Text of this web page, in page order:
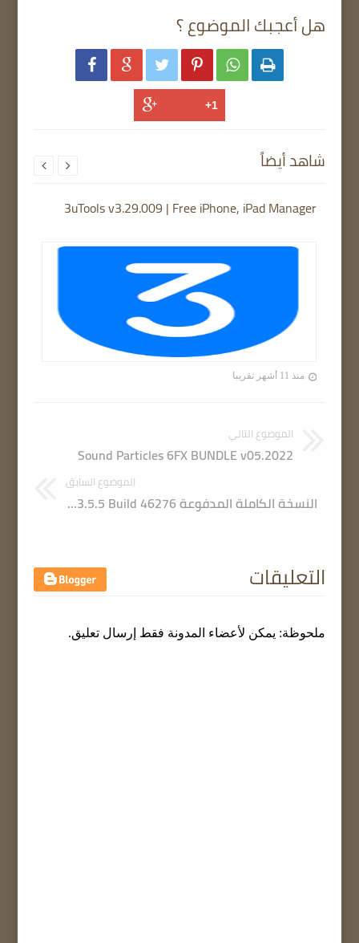
هل أعجبك الموضوع ؟
     
شاهد أيضاً
3uTools v3.29.009 | Free iPhone, iPad Manager
منذ 11 أشهر تقريبا
 
الموضوع التالي
Sound Particles 6FX BUNDLE v05.2022
الموضوع السابق
النسخة الكاملة المدفوعة µTorrent Pro 3.5.5 Build 46276
التعليقات
ملحوظة: يمكن لأعضاء المدونة فقط إرسال تعليق.